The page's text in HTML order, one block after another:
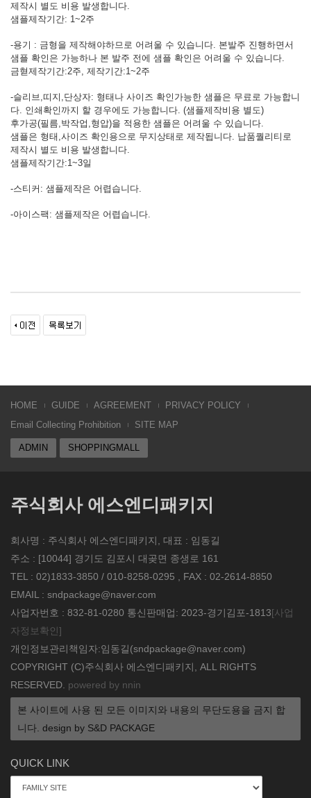
제작시 별도 비용 발생합니다.
샘플제작기간: 1~2주
-용기 : 금형을 제작해야하므로 어려울 수 있습니다. 본발주 진행하면서
샘플 확인은 가능하나 본 발주 전에 샘플 확인은 어려울 수 있습니다.
금혇제작기간:2주, 제작기간:1~2주
-슬리브,띠지,단상자: 형태나 사이즈 확인가능한 샘플은 무료로 가능합니
다. 인쇄확인까지 할 경우에도 가능합니다. (샘플제작비용 별도)
후가공(필름,박작업,형압)을 적용한 샘플은 어려울 수 있습니다.
샘플은 형태,사이즈 확인용으로 무지상태로 제작됩니다. 납품퀄리티로
제작시 별도 비용 발생합니다.
샘플제작기간:1~3일
-스티커: 샘플제작은 어렵습니다.
-아이스팩: 샘플제작은 어렵습니다.
HOME GUIDE AGREEMENT
PRIVACY POLICY
Email Collecting Prohibition
SITE MAP
ADMIN SHOPPINGMALL
주식회사 에스엔디패키지
회사명 : 주식회사 에스엔디패키지, 대표 : 임동길
주소 : [10044] 경기도 김포시 대곶면 종생로 161
TEL : 02)1833-3850 / 010-8258-0295 , FAX : 02-2614-8850
EMAIL : sndpackage@naver.com
사업자번호 : 832-81-0280 통신판매업: 2023-경기김포-1813[사업
자정보확인]
개인정보관리책임자:임동길(sndpackage@naver.com)
COPYRIGHT (C)주식회사 에스엔디패키지, ALL RIGHTS
RESERVED. powered by nnin
본 사이트에 사용 된 모든 이미지와 내용의 무단도용을 금지 합
니다. design by S&D PACKAGE
QUICK LINK